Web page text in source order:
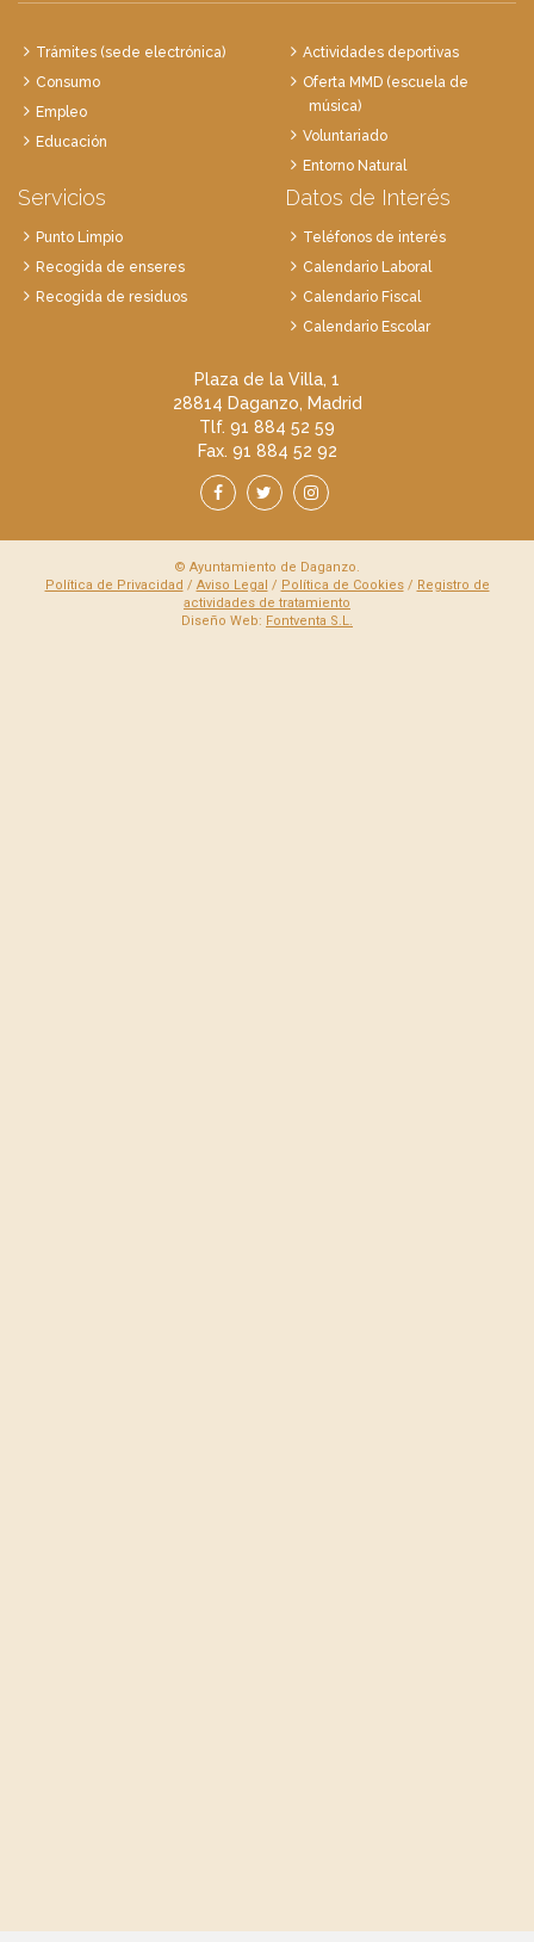
Trámites (sede electrónica)
Consumo
Empleo
Educación
Actividades deportivas
Oferta MMD (escuela de
música)
Voluntariado
Entorno Natural
Servicios
Punto Limpio
Recogida de enseres
Recogida de residuos
Datos de Interés
Teléfonos de interés
Calendario Laboral
Calendario Fiscal
Calendario Escolar
Plaza de la Villa, 1
28814 Daganzo, Madrid
Tlf. 91 884 52 59
Fax. 91 884 52 92
© Ayuntamiento de Daganzo.
Política de Privacidad / Aviso Legal / Política de Cookies/ Registro de
actividades de tratamiento
Diseño Web: Fontventa S.L.